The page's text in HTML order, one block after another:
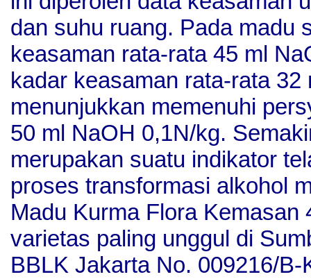
dan suhu ruang. Pada madu
keasaman rata-rata 45 ml
kadar keasaman rata-rata
menunjukkan memenuhi
50 ml NaOH 0,1N/kg.
merupakan suatu indikator
proses transformasi alkohol
Madu Kurma Flora Kemasan
varietas paling unggul di
BBLK Jakarta No. 009216/B-